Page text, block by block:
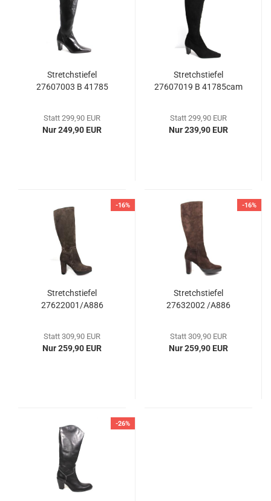
Stretchstiefel
27607003 B 41785
Statt 299,90 EUR
Nur 249,90 EUR
Stretchstiefel
27607019 B 41785cam
Statt 299,90 EUR
Nur 239,90 EUR
-16%
Stretchstiefel
27622001/A886
Statt 309,90 EUR
Nur 259,90 EUR
-16%
Stretchstiefel
27632002 /A886
Statt 309,90 EUR
Nur 259,90 EUR
-26%